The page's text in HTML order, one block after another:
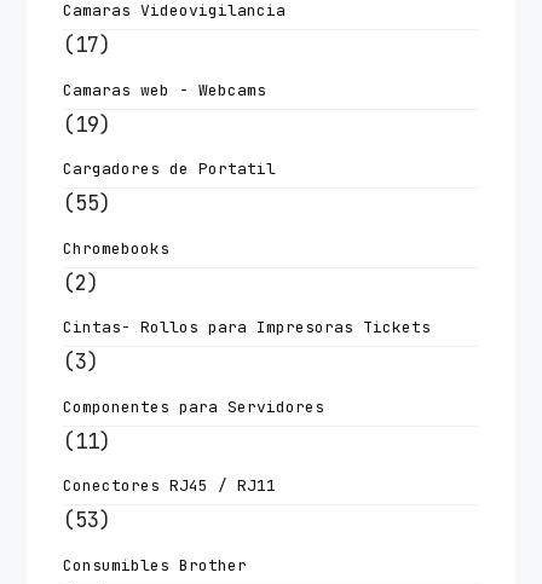
Camaras Videovigilancia
(17)
Camaras web - Webcams
(19)
Cargadores de Portatil
(55)
Chromebooks
(2)
Cintas- Rollos para Impresoras Tickets
(3)
Componentes para Servidores
(11)
Conectores RJ45 / RJ11
(53)
Consumibles Brother